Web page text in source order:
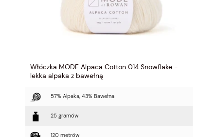
Włóczka MODE Alpaca Cotton 014 Snowflake -
lekka alpaka z bawełną
57% Alpaka, 43% Bawełna
25 gramów
120 metrów